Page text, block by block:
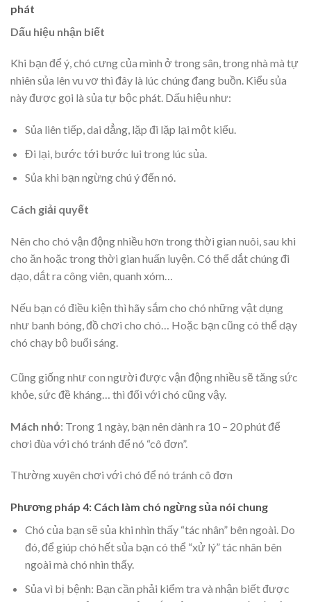
phát
Dấu hiệu nhận biết
Khi bạn để ý, chó cưng của mình ở trong sân, trong nhà mà tự
nhiên sủa lên vu vơ thì đây là lúc chúng đang buồn. Kiểu sủa
này được gọi là sủa tự bộc phát. Dấu hiệu như:
Sủa liên tiếp, dai dẳng, lặp đi lặp lại một kiểu.
Đi lại, bước tới bước lui trong lúc sủa.
Sủa khi bạn ngừng chú ý đến nó.
Cách giải quyết
Nên cho chó vận động nhiều hơn trong thời gian nuôi, sau khi
cho ăn hoặc trong thời gian huấn luyện. Có thể dắt chúng đi
dạo, dắt ra công viên, quanh xóm…
Nếu bạn có điều kiện thì hãy sắm cho chó những vật dụng
như banh bóng, đồ chơi cho chó… Hoặc bạn cũng có thể dạy
chó chạy bộ buổi sáng.
Cũng giống như con người được vận động nhiều sẽ tăng sức
khỏe, sức đề kháng… thì đối với chó cũng vậy.
Mách nhỏ: Trong 1 ngày, bạn nên dành ra 10 – 20 phút để
chơi đùa với chó tránh để nó “cô đơn”.
Thường xuyên chơi với chó để nó tránh cô đơn
Phương pháp 4: Cách làm chó ngừng sủa nói chung
Chó của bạn sẽ sủa khi nhìn thấy “tác nhân” bên ngoài. Do
đó, để giúp chó hết sủa bạn có thể “xử lý” tác nhân bên
ngoài mà chó nhìn thấy.
Sủa vì bị bệnh: Bạn cần phải kiểm tra và nhận biết được